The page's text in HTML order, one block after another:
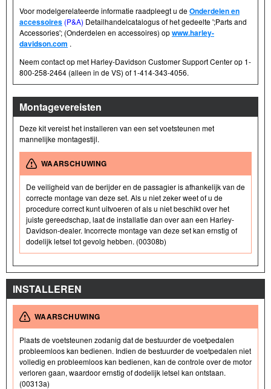
Voor modelgerelateerde informatie raadpleegt u deOnderdelen en
accessoires (P&A) Detailhandelcatalogus of het gedeelte ';Parts and
Accessories'; (Onderdelen en accessoires) opwww.harley-
davidson.com .
Neem contact op met Harley-Davidson Customer Support Center op 1-
800-258-2464 (alleen in de VS) of 1-414-343-4056.
Montagevereisten
Deze kit vereist het installeren van een set voetsteunen met
mannelijke montagestijl.
WAARSCHUWING
De veiligheid van de berijder en de passagier is afhankelijk van de
correcte montage van deze set. Als u niet zeker weet of u de
procedure correct kunt uitvoeren of als u niet beschikt over het
juiste gereedschap, laat de installatie dan over aan een Harley-
Davidson-dealer. Incorrecte montage van deze set kan ernstig of
dodelijk letsel tot gevolg hebben. (00308b)
INSTALLEREN
WAARSCHUWING
Plaats de voetsteunen zodanig dat de bestuurder de voetpedalen
probleemloos kan bedienen. Indien de bestuurder de voetpedalen niet
volledig en probleemloos kan bedienen, kan de controle over de motor
verloren gaan, waardoor ernstig of dodelijk letsel kan ontstaan.
(00313a)